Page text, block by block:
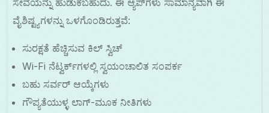
ವೈಶಿಷ್ಟ್ಯಗಳನ್ನು ಒಳಗೊಂಡಿರುತ್ತವೆ:
ಸುರಕ್ಷತೆ ಹೆಚ್ಚಿಸುವ ಕಿಲ್ ಸ್ವಿಚ್
Wi-Fi ನೆಟ್ವರ್ಕ್‌ಗಳಲ್ಲಿ ಸ್ವಯಂಚಾಲಿತ ಸಂಪರ್ಕ
ಬಹು ಸರ್ವರ್ ಆಯ್ಕೆಗಳು
ಗೌಪ್ಯತೆಯುಳ್ಳ ಲಾಗ್-ಮೂಕ ನೀತಿಗಳು